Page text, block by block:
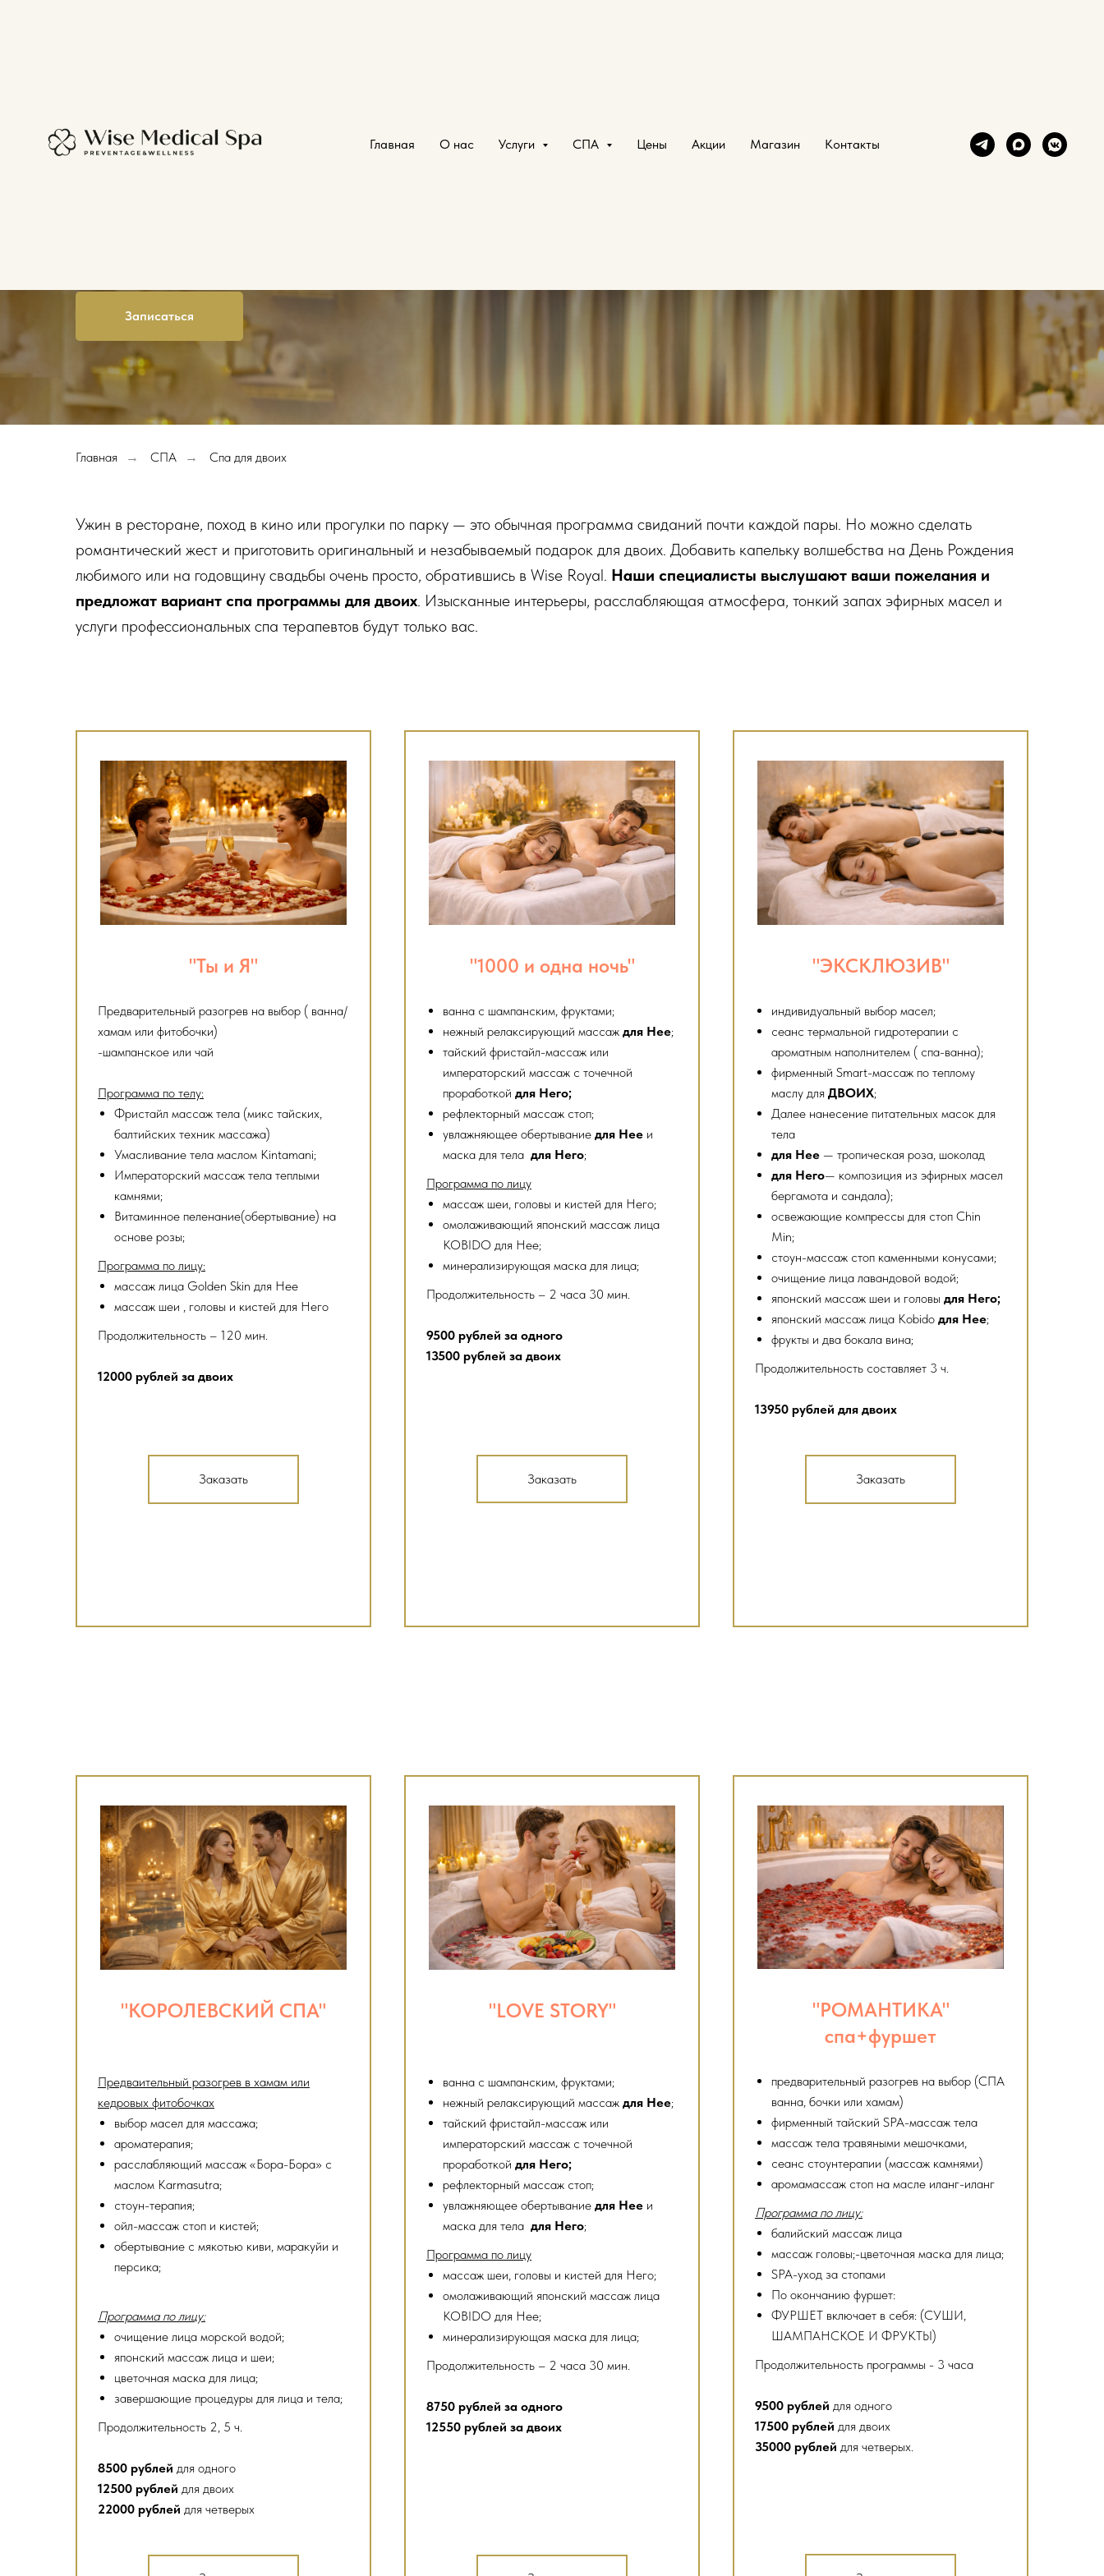
Главная О нас Услуги СПА Цены Акции Магазин Контакты
СПА для двоих
Записаться
Главная → СПА → Спа для двоих
Ужин в ресторане, поход в кино или прогулки по парку — это обычная программа свиданий почти каждой пары. Но можно сделать
романтический жест и приготовить оригинальный и незабываемый подарок для двоих. Добавить капельку волшебства на День Рождения
любимого или на годовщину свадьбы очень просто, обратившись в Wise Royal. Наши специалисты выслушают ваши пожелания и
предложат вариант спа программы для двоих. Изысканные интерьеры, расслабляющая атмосфера, тонкий запах эфирных масел и
услуги профессиональных спа терапевтов будут только вас.
"Ты и Я"
Предварительный разогрев на выбор ( ванна/
хамам или фитобочки)
-шампанское или чай
Программа по телу:
Фристайл массаж тела (микс тайских,
балтийских техник массажа)
Умасливание тела маслом Kintamani;
Императорский массаж тела теплыми
камнями;
Витаминное пеленание(обертывание) на
основе розы;
Программа по лицу:
массаж лица Golden Skin для Нее
массаж шеи , головы и кистей для Него
Продолжительность – 120 мин.
12000 рублей за двоих
Заказать
"1000 и одна ночь"
ванна с шампанским, фруктами;
нежный релаксирующий массаж для Нее;
тайский фристайл-массаж или
императорский массаж с точечной
проработкой для Него;
рефлекторный массаж стоп;
увлажняющее обертывание для Нее и
маска для тела для Него;
Программа по лицу
массаж шеи, головы и кистей для Него;
омолаживающий японский массаж лица
KOBIDO для Нее;
минерализирующая маска для лица;
Продолжительность – 2 часа 30 мин.
9500 рублей за одного
13500 рублей за двоих
Заказать
"ЭКСКЛЮЗИВ"
индивидуальный выбор масел;
сеанс термальной гидротерапии с
ароматным наполнителем ( спа-ванна);
фирменный Smart-массаж по теплому
маслу для ДВОИХ;
Далее нанесение питательных масок для
тела
для Нее — тропическая роза, шоколад
для Него— композиция из эфирных масел
бергамота и сандала);
освежающие компрессы для стоп Chin
Min;
стоун-массаж стоп каменными конусами;
очищение лица лавандовой водой;
японский массаж шеи и головы для Него;
японский массаж лица Kobido для Нее;
фрукты и два бокала вина;
Продолжительность составляет 3 ч.
13950 рублей для двоих
Заказать
"КОРОЛЕВСКИЙ СПА"
Предваительный разогрев в хамам или
кедровых фитобочках
выбор масел для массажа;
ароматерапия;
расслабляющий массаж «Бора-Бора» с
маслом Karmasutra;
стоун-терапия;
ойл-массаж стоп и кистей;
обертывание с мякотью киви, маракуйи и
персика;
Программа по лицу:
очищение лица морской водой;
японский массаж лица и шеи;
цветочная маска для лица;
завершающие процедуры для лица и тела;
Продолжительность 2, 5 ч.
8500 рублей для одного
12500 рублей для двоих
22000 рублей для четверых
"LOVE STORY"
ванна с шампанским, фруктами;
нежный релаксирующий массаж для Нее;
тайский фристайл-массаж или
императорский массаж с точечной
проработкой для Него;
рефлекторный массаж стоп;
увлажняющее обертывание для Нее и
маска для тела для Него;
Программа по лицу
массаж шеи, головы и кистей для Него;
омолаживающий японский массаж лица
KOBIDO для Нее;
минерализирующая маска для лица;
Продолжительность – 2 часа 30 мин.
8750 рублей за одного
12550 рублей за двоих
"РОМАНТИКА"
спа+фуршет
предварительный разогрев на выбор (СПА
ванна, бочки или хамам)
фирменный тайский SPA-массаж тела
массаж тела травяными мешочками,
сеанс стоунтерапии (массаж камнями)
аромамассаж стоп на масле иланг-иланг
Программа по лицу:
балийский массаж лица
массаж головы;-цветочная маска для лица;
SPA-уход за стопами
По окончанию фуршет:
ФУРШЕТ включает в себя: (СУШИ,
ШАМПАНСКОЕ И ФРУКТЫ)
Продолжительность программы - 3 часа
9500 рублей для одного
17500 рублей для двоих
35000 рублей для четверых.